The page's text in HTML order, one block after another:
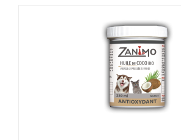
LA
PAGE
DU
PRODUIT
73.99$